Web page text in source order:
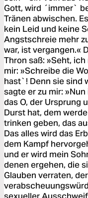
Gott, wird ´immer`
Tränen abwischen.
kein Leid und keine
Angstschreie mehr
war, ist vergangen.«
Thron saß: »Seht,
mir: »Schreibe die
hast`! Denn sie sind
sagte er zu mir:
das O, der Ursprung
Durst hat, dem
trinken geben, das
Das alles wird das
dem Kampf
und er wird mein
denen ergehen, die
Glauben verraten,